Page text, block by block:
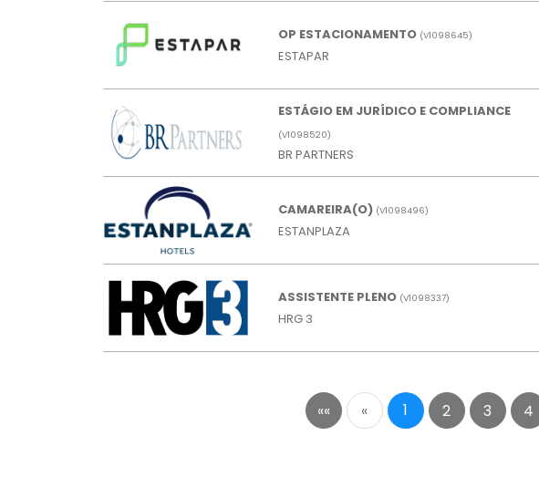
OP ESTACIONAMENTO (V1098645)
ESTAPAR
ESTÁGIO EM JURÍDICO E COMPLIANCE
(V1098520)
BR PARTNERS
CAMAREIRA(O) (V1098496)
ESTANPLAZA
ASSISTENTE PLENO (V1098337)
HRG 3
«« « 1 2 3 4